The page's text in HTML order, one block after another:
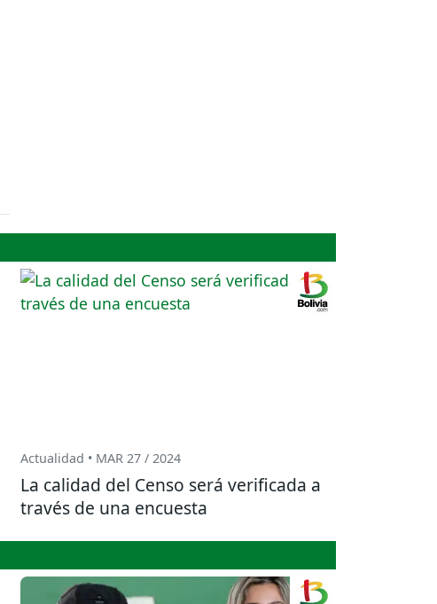
Actualidad • MAR 27 / 2024
La calidad del Censo será verificada a
través de una encuesta